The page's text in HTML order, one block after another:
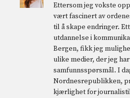
Ettersom jeg vokste
vært fascinert av
til å skape endringer.
utdannelse i
Bergen, fikk jeg
ulike medier, der jeg
samfunnsspørsmål. I
Nordnesrepublikken,
kjærlighet for